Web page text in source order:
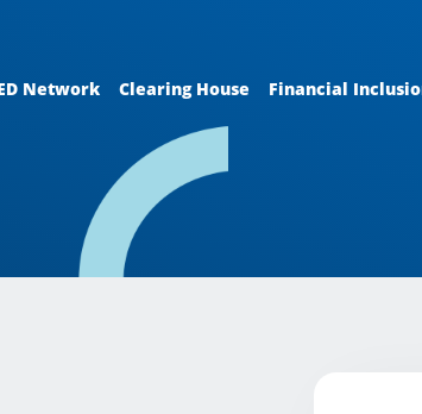
Network Clearing House Financial